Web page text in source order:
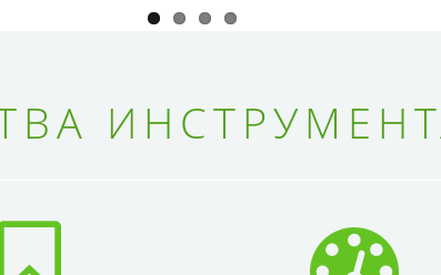
ИНСТРУМЕНТА